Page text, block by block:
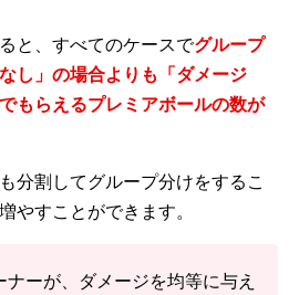
と、すべてのケースでグループ
し」の場合よりも「ダメージ
もらえるプレミアボールの数が
分割してグループ分けをするこ
やすことができます。
ーが、ダメージを均等に与え